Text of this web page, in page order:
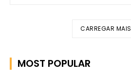
CARREGAR MAIS
MOST POPULAR